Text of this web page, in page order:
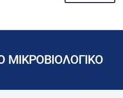
m
ΜΙΚΡΟΒΙΟΛΟΓΙΚΟ